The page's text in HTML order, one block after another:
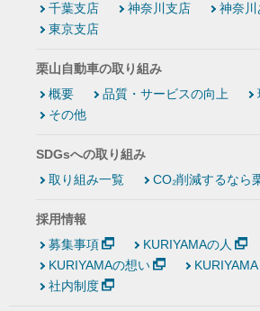
千葉支店
神奈川支店
神奈
東京支店
栗山自動車の取り組み
概要
品質・サービスの向上
その他
SDGsへの取り組み
取り組み一覧
CO₂削減するなら
採用情報
募集事項
KURIYAMAの人
KURIYAMAの想い
社内制度